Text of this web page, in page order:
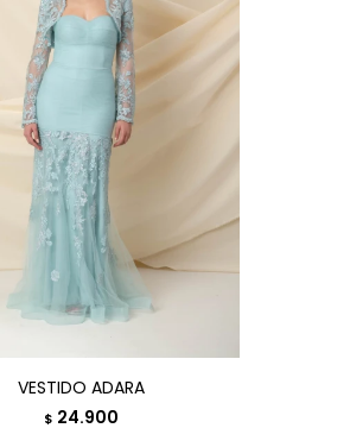
VESTIDO ADARA
$ 24.900